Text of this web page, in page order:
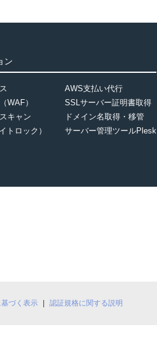
ン
WAF）
キャン
トロック）
AWS支払い代行
SSLサーバー証明書取得
ドメイン名取得・移管
サーバー管理ツールPlesk
づく表示 認証規格に関する説明